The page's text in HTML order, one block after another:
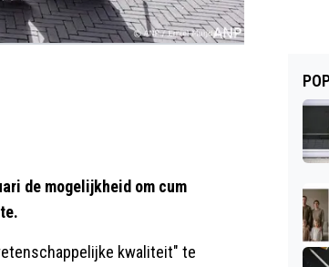
de mogelijkheid om cum
kwaliteit" te